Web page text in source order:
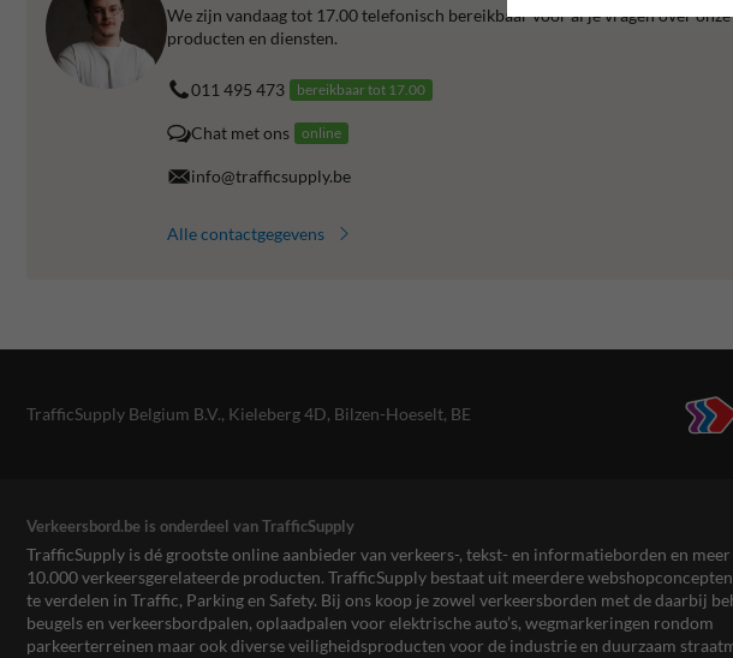
We zijn vandaag tot 17.00 telefonisch bereikbaar voor al je vragen over onze
producten en diensten.
011 495 473 bereikbaar tot 17.00
Chat met ons online
info@trafficsupply.be
Alle contactgegevens
TrafficSupply Belgium B.V., Kieleberg 4D, Bilzen-Hoeselt, BE
Verkeersbord.be is onderdeel van TrafficSupply
TrafficSupply is dé grootste online aanbieder van verkeers-, tekst- en informatieborden en meer
10.000 verkeersgerelateerde producten. TrafficSupply bestaat uit meerdere
te verdelen in Traffic, Parking en Safety. Bij ons koop je zowel verkeersborden met de daarbij
beugels en verkeersbordpalen, oplaadpalen voor elektrische auto’s, wegmarkeringen rondom
parkeerterreinen maar ook diverse veiligheidsproducten voor de industrie en duurzaam